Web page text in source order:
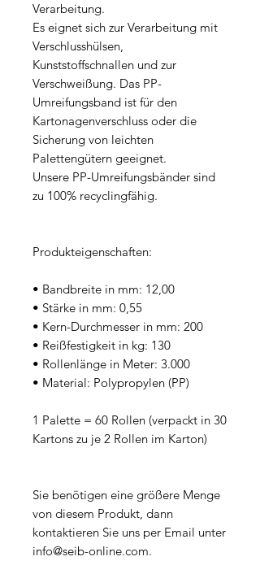
Verarbeitung.
Es eignet sich zur Verarbeitung mit
Verschlusshülsen,
Kunststoffschnallen und zur
Verschweißung. Das PP-
Umreifungsband ist für den
Kartonagenverschluss oder die
Sicherung von leichten
Palettengütern geeignet.
Unsere PP-Umreifungsbänder sind
zu 100% recyclingfähig.
Produkteigenschaften:
• Bandbreite in mm: 12,00
• Stärke in mm: 0,55
• Kern-Durchmesser in mm: 200
• Reißfestigkeit in kg: 130
• Rollenlänge in Meter: 3.000
• Material: Polypropylen (PP)
1 Palette = 60 Rollen (verpackt in 30
Kartons zu je 2 Rollen im Karton)
Sie benötigen eine größere Menge
von diesem Produkt, dann
kontaktieren Sie uns per Email unter
info@seib-online.com.